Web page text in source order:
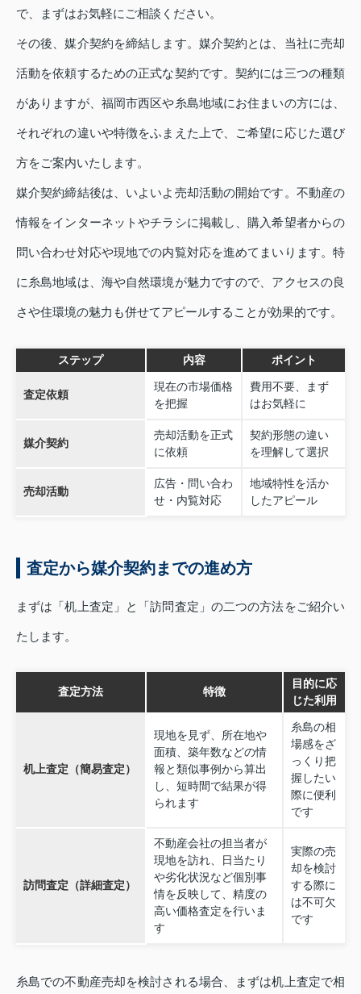
で、まずはお気軽にご相談ください。
その後、媒介契約を締結します。媒介契約とは、当社に売却
活動を依頼するための正式な契約です。契約には三つの種類
がありますが、福岡市西区や糸島地域にお住まいの方には、
それぞれの違いや特徴をふまえた上で、ご希望に応じた選び
方をご案内いたします。
媒介契約締結後は、いよいよ売却活動の開始です。不動産の
情報をインターネットやチラシに掲載し、購入希望者からの
問い合わせ対応や現地での内覧対応を進めてまいります。特
に糸島地域は、海や自然環境が魅力ですので、アクセスの良
さや住環境の魅力も併せてアピールすることが効果的です。
ステップ 内容 ポイント
査定依頼
現在の市場価格
を把握
費用不要、まず
はお気軽に
媒介契約
売却活動を正式
に依頼
契約形態の違い
を理解して選択
売却活動
広告・問い合わ
せ・内覧対応
地域特性を活か
したアピール
査定から媒介契約までの進め方
まずは「机上査定」と「訪問査定」の二つの方法をご紹介い
たします。
査定方法 特徴
目的に応
じた利用
机上査定（簡易査定）
現地を見ず、所在地や
面積、築年数などの情
報と類似事例から算出
し、短時間で結果が得
られます
糸島の相
場感をざ
っくり把
握したい
際に便利
です
訪問査定（詳細査定）
不動産会社の担当者が
現地を訪れ、日当たり
や劣化状況など個別事
情を反映して、精度の
高い価格査定を行いま
す
実際の売
却を検討
する際に
は不可欠
です
糸島での不動産売却を検討される場合、まずは机上査定で相